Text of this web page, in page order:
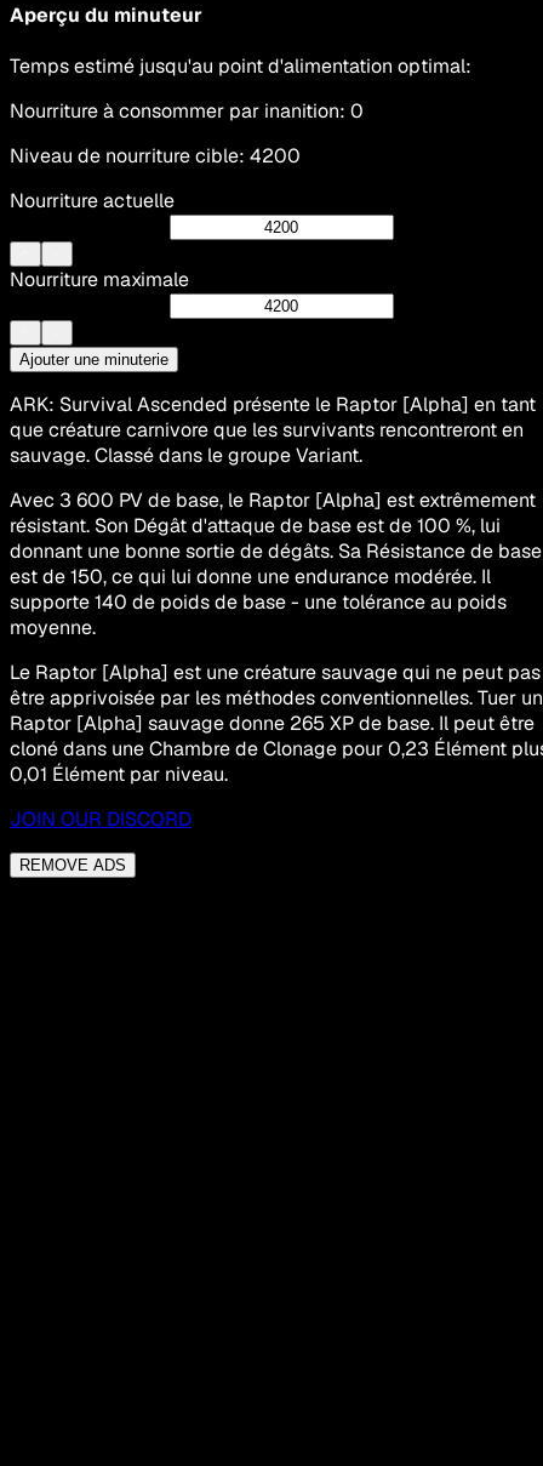
Aperçu du minuteur
Temps estimé jusqu'au point d'alimentation optimal:
Nourriture à consommer par inanition: 0
Niveau de nourriture cible: 4200
Nourriture actuelle
Nourriture maximale
Ajouter une minuterie
ARK: Survival Ascended présente le Raptor [Alpha] en tant
que créature carnivore que les survivants rencontreront en
sauvage. Classé dans le groupe Variant.
Avec 3 600 PV de base, le Raptor [Alpha] est extrêmement
résistant. Son Dégât d'attaque de base est de 100 %, lui
donnant une bonne sortie de dégâts. Sa Résistance de base
est de 150, ce qui lui donne une endurance modérée. Il
supporte 140 de poids de base - une tolérance au poids
moyenne.
Le Raptor [Alpha] est une créature sauvage qui ne peut pas
être apprivoisée par les méthodes conventionnelles. Tuer un
Raptor [Alpha] sauvage donne 265 XP de base. Il peut être
cloné dans une Chambre de Clonage pour 0,23 Élément
0,01 Élément par niveau.
JOIN OUR DISCORD
REMOVE ADS